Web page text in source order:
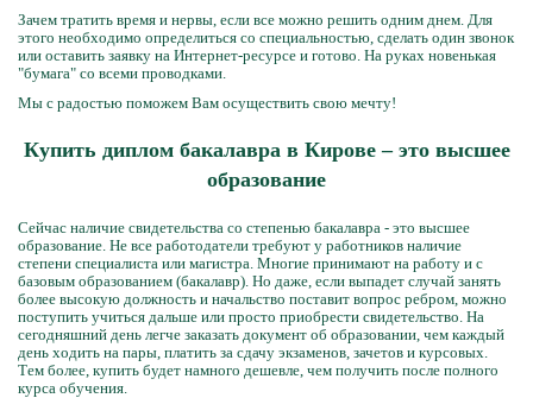
Зачем тратить время и нервы, если все можно решить одним днем. Для
этого необходимо определиться со специальностью, сделать один звонок
или оставить заявку на Интернет-ресурсе и готово. На руках новенькая
"бумага" со всеми проводками.
Мы с радостью поможем Вам осуществить свою мечту!
Купить диплом бакалавра в Кирове – это высшее
образование
Сейчас наличие свидетельства со степенью бакалавра - это высшее
образование. Не все работодатели требуют у работников наличие
степени специалиста или магистра. Многие принимают на работу и с
базовым образованием (бакалавр). Но даже, если выпадет случай занять
более высокую должность и начальство поставит вопрос ребром, можно
поступить учиться дальше или просто приобрести свидетельство. На
сегодняшний день легче заказать документ об образовании, чем каждый
день ходить на пары, платить за сдачу экзаменов, зачетов и курсовых.
Тем более, купить будет намного дешевле, чем получить после полного
курса обучения.